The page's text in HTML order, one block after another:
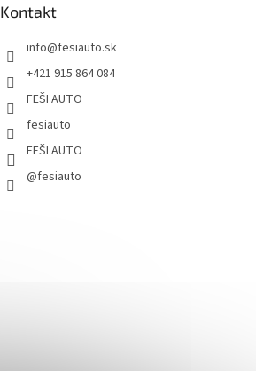
Kontakt
info@fesiauto.sk
+421 915 864 084
FEŠI AUTO
fesiauto
FEŠI AUTO
@fesiauto